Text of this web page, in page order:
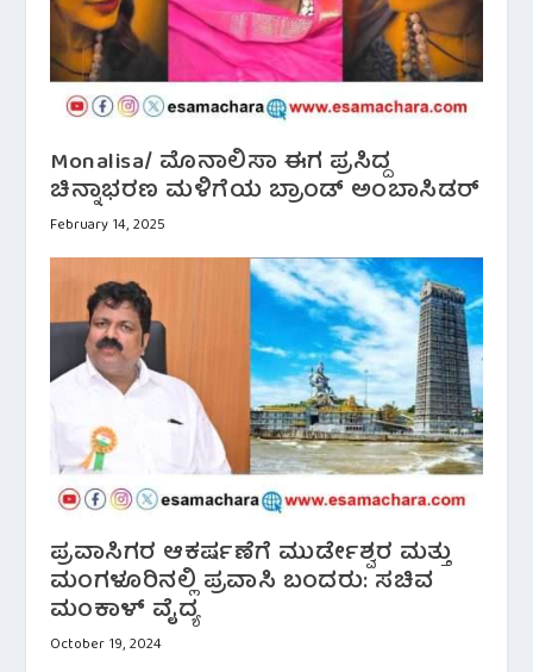
Monalisa/ ಮೊನಾಲಿಸಾ ಈಗ ಪ್ರಸಿದ್ದ
ಚಿನ್ನಾಭರಣ ಮಳಿಗೆಯ ಬ್ರಾಂಡ್ ಅಂಬಾಸಿಡ‌ರ್
February 14, 2025
ಪ್ರವಾಸಿಗರ ಆಕರ್ಷಣೆಗೆ ಮುರ್ಡೇಶ್ವರ ಮತ್ತು
ಮಂಗಳೂರಿನಲ್ಲಿ ಪ್ರವಾಸಿ ಬಂದರು: ಸಚಿವ
ಮಂಕಾಳ್ ವೈದ್ಯ
October 19, 2024